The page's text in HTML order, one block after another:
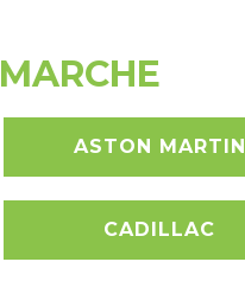
MARCHE
ASTON MARTIN
CADILLAC